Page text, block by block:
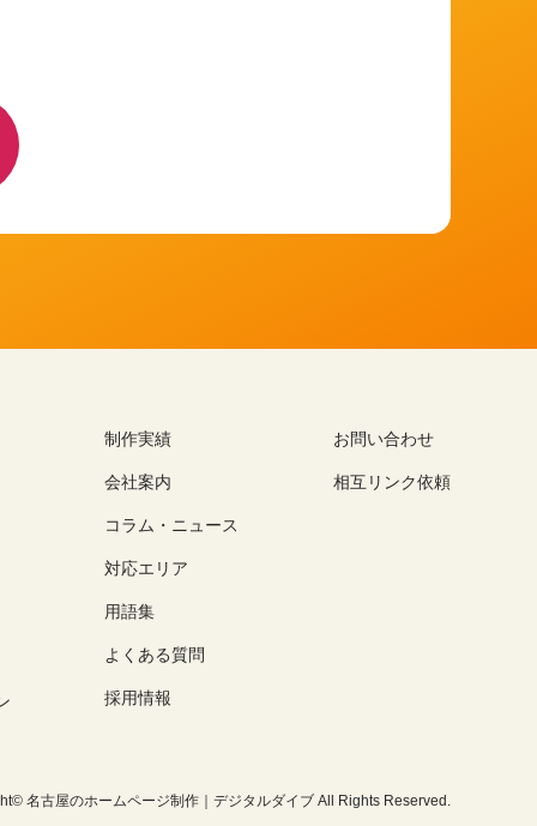
制作実績
会社案内
コラム・ニュース
対応エリア
用語集
よくある質問
採用情報
お問い合わせ
相互リンク依頼
名古屋のホームページ制作｜デジタルダイブ All Rights Reserved.